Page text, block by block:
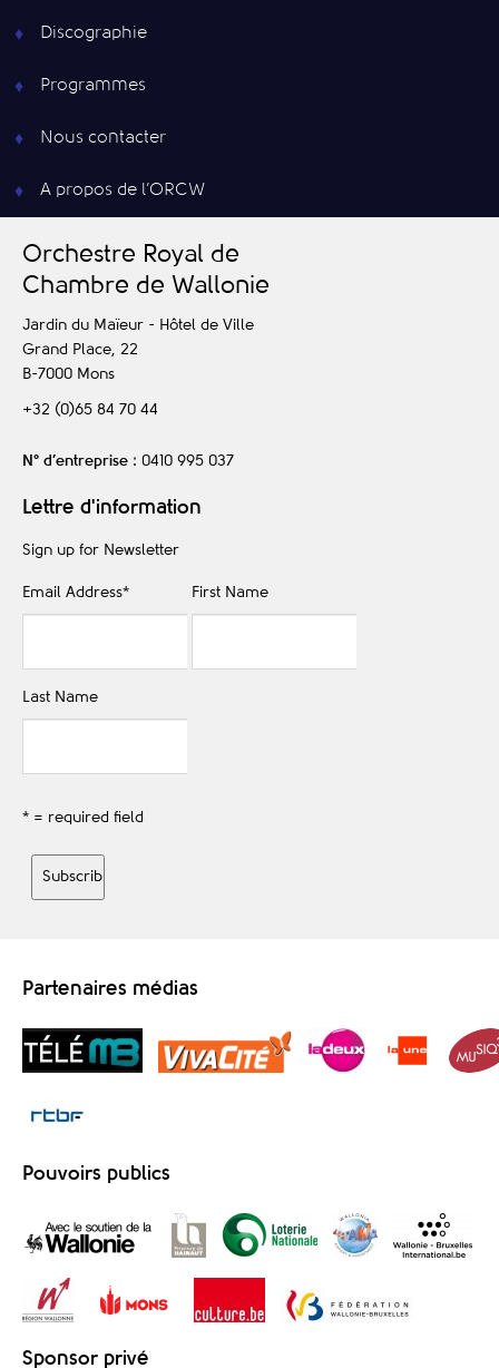
Discographie
Programmes
Nous contacter
A propos de l’ORCW
Orchestre Royal de
Chambre de Wallonie
Jardin du Maïeur - Hôtel de Ville
Grand Place, 22
B-7000 Mons
+32 (0)65 84 70 44
N° d’entreprise : 0410 995 037
Lettre d'information
Sign up for Newsletter
Email Address* First Name
Last Name
* = required field
Partenaires médias
Pouvoirs publics
Sponsor privé